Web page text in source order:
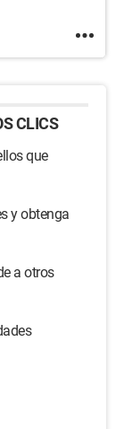
CLICS
que
y obtenga
a otros